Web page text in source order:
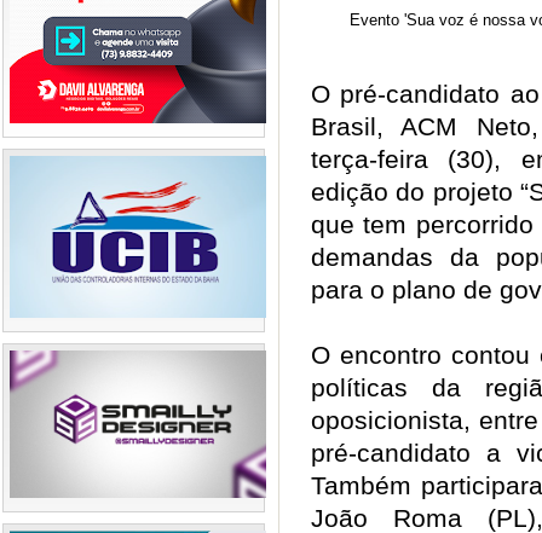
Evento 'Sua voz é nossa
O pré-candidato
Brasil, ACM
terça-feira (30),
edição do projeto
que tem
demandas da
para o plano de
O encontro
políticas da
oposicionista,
pré-candidato a
Também
João Roma